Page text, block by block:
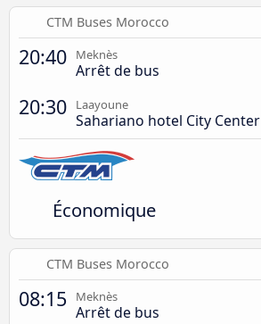
CTM Buses Morocco
20:40 Meknès
Arrêt de bus
20:30 Laayoune
Sahariano hotel City Center
Économique
CTM Buses Morocco
08:15 Meknès
Arrêt de bus